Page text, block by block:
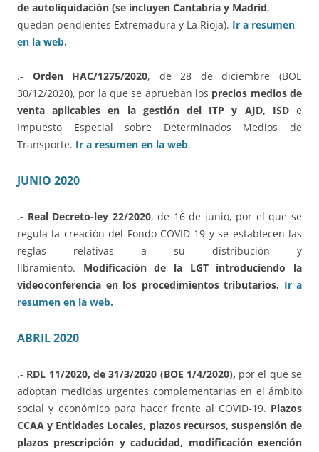
de autoliquidación (se incluyen Cantabria y Madrid,
quedan pendientes Extremadura y La Rioja). Ir a resumen
en la web.
.- Orden HAC/1275/2020, de 28 de diciembre (BOE
30/12/2020), por la que se aprueban los precios medios de
venta aplicables en la gestión del ITP y AJD, ISDe
Impuesto Especial sobre Determinados Medios de
Transporte. Ir a resumen en la web.
JUNIO 2020
.- Real Decreto-ley 22/2020, de 16 de junio, por el que se
regula la creación del Fondo COVID-19 y se establecen las
reglas relativas a su distribución y
libramiento. Modificación de la LGT introduciendo la
videoconferencia en los procedimientos tributarios. Ir a
resumen en la web.
ABRIL 2020
.- RDL 11/2020, de 31/3/2020 (BOE 1/4/2020), por el que se
adoptan medidas urgentes complementarias en el ámbito
social y económico para hacer frente al COVID-19. Plazos
CCAA y Entidades Locales, plazos recursos, suspensión de
plazos prescripción y caducidad, modificación exención